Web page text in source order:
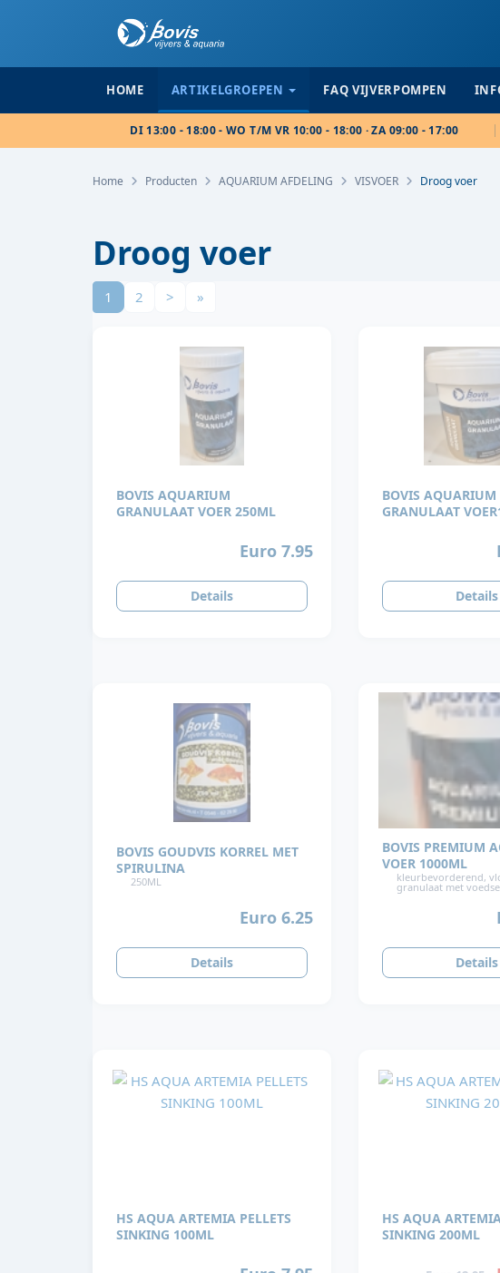
HOME ARTIKELGROEPEN FAQ VIJVERPOMPEN
DI 13:00 - 18:00 - WO T/M VR 10:00 - 18:00 · ZA 09:00 - 17:00
Home Producten AQUARIUM AFDELING VISVOER Droog voer
Droog voer
1 2 > »
BOVIS AQUARIUM
GRANULAAT VOER 250ML
Euro 7.95
Details
BOVIS AQUARIUM
GRANULAAT
Details
BOVIS GOUDVIS KORREL MET
SPIRULINA
250ML
Euro 6.25
Details
BOVIS PREMIUM
VOER 1000ML
kleurbevorderend,
granulaat met
Details
HS AQUA ARTEMIA PELLETS
SINKING 100ML
HS AQUA
SINKING 200ML